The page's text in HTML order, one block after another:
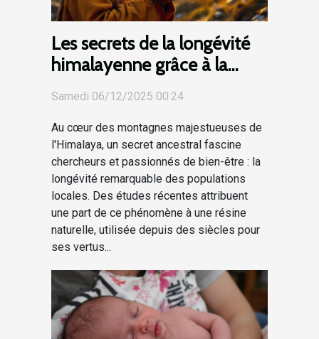
Les secrets de la longévité
himalayenne grâce à la
résine naturelle
Samedi 06/12/2025 00:24
Au cœur des montagnes majestueuses de
l'Himalaya, un secret ancestral fascine
chercheurs et passionnés de bien-être : la
longévité remarquable des populations
locales. Des études récentes attribuent
une part de ce phénomène à une résine
naturelle, utilisée depuis des siècles pour
ses vertus...